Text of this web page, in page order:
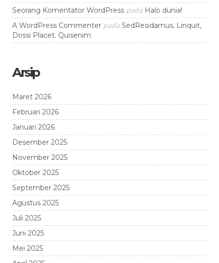
Seorang Komentator WordPress pada Halo dunia!
A WordPress Commenter pada SedResidamus, Linquit,
Dossi Placet. Quisenim
Arsip
Maret 2026
Februari 2026
Januari 2026
Desember 2025
November 2025
Oktober 2025
September 2025
Agustus 2025
Juli 2025
Juni 2025
Mei 2025